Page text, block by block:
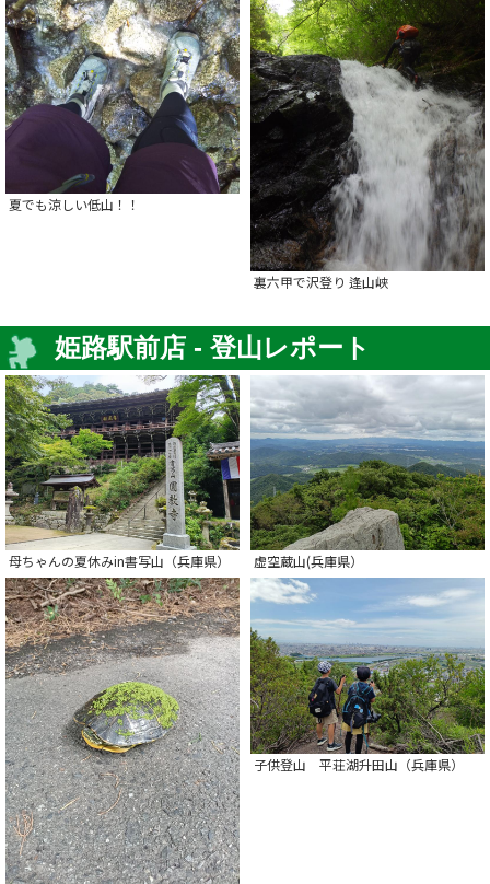
夏でも涼しい低山！！
裏六甲で沢登り 逢山峡
姫路駅前店 - 登山レポート
母ちゃんの夏休みin書写山（兵庫県） 虚空蔵山(兵庫県）
子供登山 平荘湖升田山（兵庫県）